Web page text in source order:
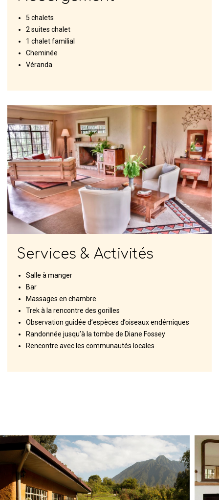
5 chalets
2 suites chalet
1 chalet familial
Cheminée
Véranda
Services & Activités
Salle à manger
Bar
Massages en chambre
Trek à la rencontre des gorilles
Observation guidée d’espèces d’oiseaux endémiques
Randonnée jusqu’à la tombe de Diane Fossey
Rencontre avec les communautés locales